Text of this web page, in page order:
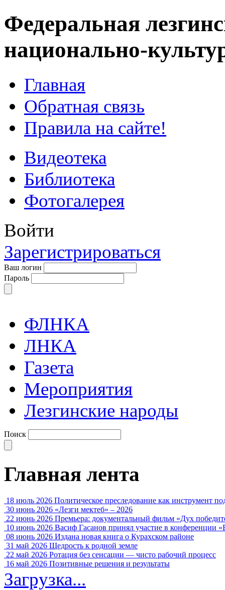
Федеральная
национально-
Главная
Обратная связь
Правила на сайте!
Видеотека
Библиотека
Фотогалерея
Войти
Зарегистрироваться
Ваш логин
Пароль
ФЛНКА
ЛНКА
Газета
Мероприятия
Лезгинские народы
Поиск
Главная лента
18 июль 2026 Политическое преследование как инструмент
30 июнь 2026 «Лезги мектеб» – 2026
22 июнь 2026 Премьера: документальный фильм «Дух
10 июнь 2026 Васиф Гасанов принял участие в конференции
08 июнь 2026 Издана новая книга о Курахском районе
31 май 2026 Щедрость к родной земле
22 май 2026 Ротация без сенсации — чисто рабочий процесс
16 май 2026 Позитивные решения и результаты
Загрузка...